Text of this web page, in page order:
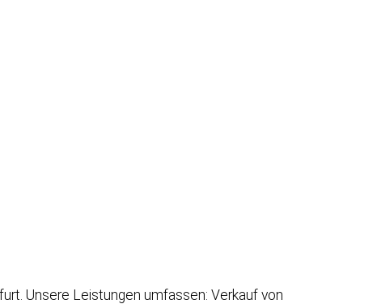
Unsere Leistungen umfassen: Verkauf von